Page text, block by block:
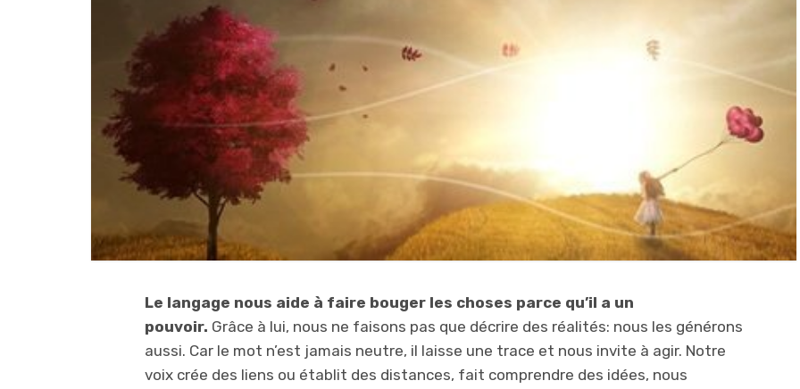
Le langage nous aide à faire bouger les choses parce qu’il a un
pouvoir. Grâce à lui, nous ne faisons pas que décrire des réalités: nous les générons
aussi. Car le mot n’est jamais neutre, il laisse une trace et nous invite à agir. Notre
voix crée des liens ou établit des distances, fait comprendre des idées, nous